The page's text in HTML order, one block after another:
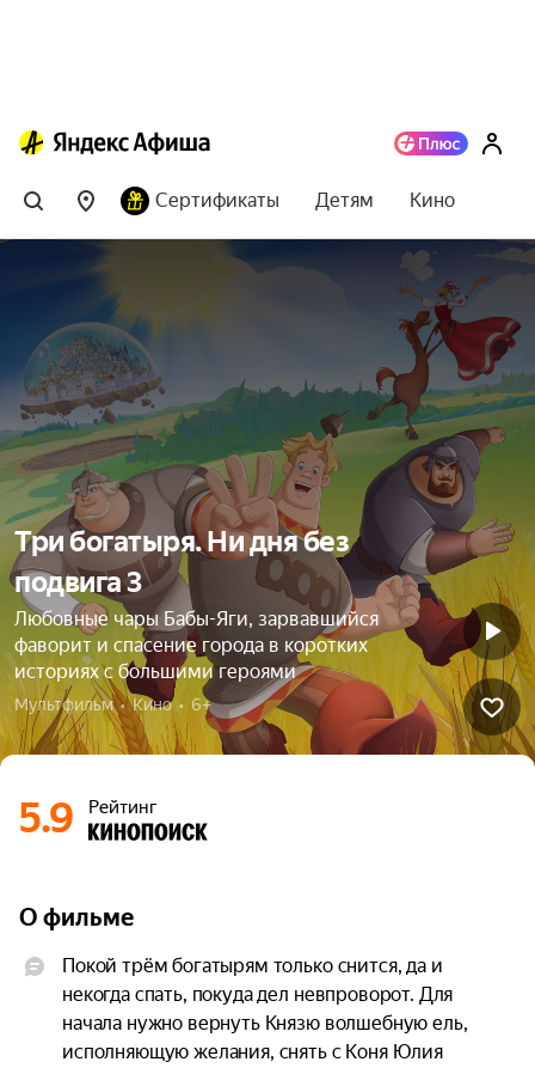
Сертификаты Детям Кино
Три богатыря. Ни дня без
подвига 3
Любовные чары Бабы-Яги, зарвавшийся
фаворит и спасение города в коротких
историях с большими героями
Мультфильм  •  Кино  •  6+
5.9 Рейтинг
О фильме
Покой трём богатырям только снится, да и
некогда спать, покуда дел невпроворот. Для
начала нужно вернуть Князю волшебную ель,
исполняющую желания, снять с Коня Юлия